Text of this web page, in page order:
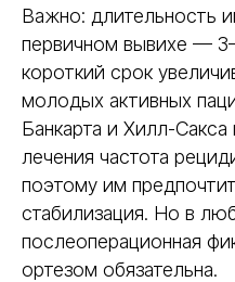
Важно: длительность
первичном вывихе —
короткий срок
молодых активных
Банкарта и Хилл-Сакса
лечения частота
поэтому им
стабилизация. Но в
послеоперационная
ортезом обязательна.
Получить консультацию
Готовые ортезы
универсальное решение
анатомическую форму,
застёжкой. Быстро
сразу приступить к
Покрывают до 95%
случаев.